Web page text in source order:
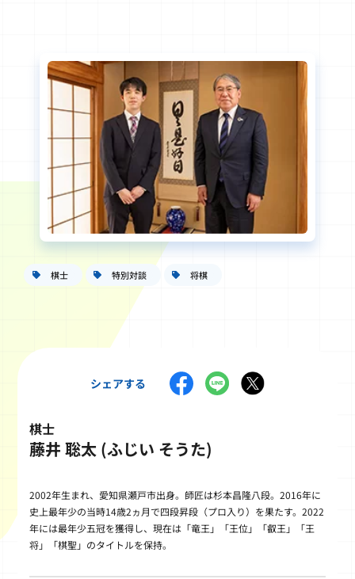
棋士 特別対談 将棋
シェアする
棋士
藤井 聡太 (ふじい そうた)
2002年生まれ、愛知県瀬戸市出身。師匠は杉本昌隆八段。2016年に
史上最年少の当時14歳2ヵ月で四段昇段（プロ入り）を果たす。2022
年には最年少五冠を獲得し、現在は「竜王」「王位」「叡王」「王
将」「棋聖」のタイトルを保持。